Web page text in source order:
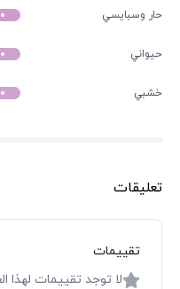
حار وسبايسي
حيواني
خشبي
تعليقات
تقييمات
لا توجد تقييمات لهذا